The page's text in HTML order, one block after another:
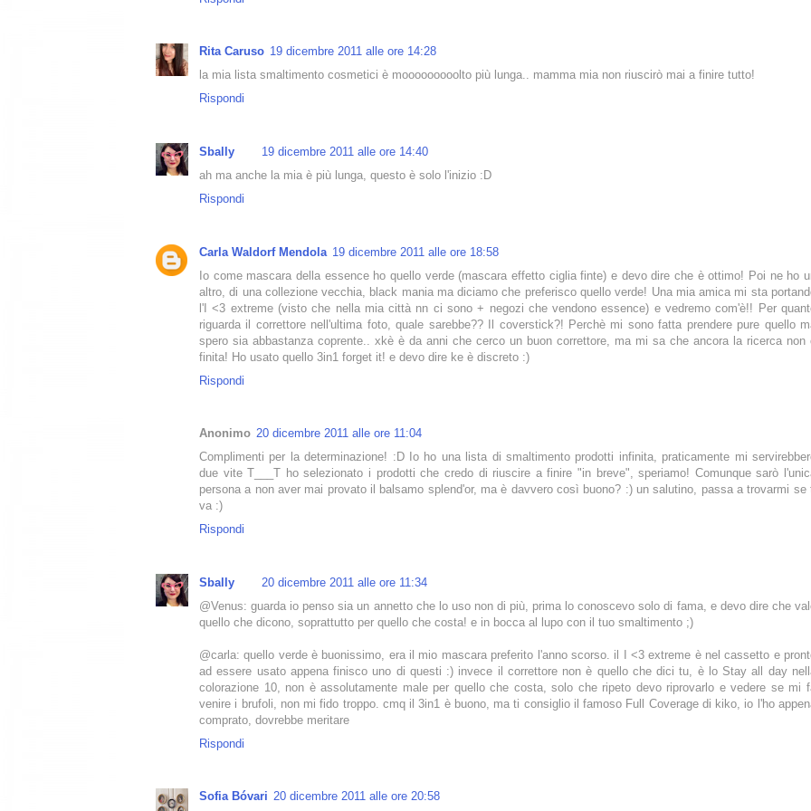
Rita Caruso 19 dicembre 2011 alle ore 14:28
la mia lista smaltimento cosmetici è mooooooooolto più lunga.. mamma mia non riuscirò mai a finire tutto!
Rispondi
Sbally
19 dicembre 2011 alle ore 14:40
ah ma anche la mia è più lunga, questo è solo l'inizio :D
Rispondi
Carla Waldorf Mendola 19 dicembre 2011 alle ore 18:58
Io come mascara della essence ho quello verde (mascara effetto ciglia finte) e devo dire che è ottimo! Poi ne ho
altro, di una collezione vecchia, black mania ma diciamo che preferisco quello verde! Una mia amica mi sta
l'I <3 extreme (visto che nella mia città nn ci sono + negozi che vendono essence) e vedremo com'è!! Per
riguarda il correttore nell'ultima foto, quale sarebbe?? Il coverstick?! Perchè mi sono fatta prendere pure quello
spero sia abbastanza coprente.. xkè è da anni che cerco un buon correttore, ma mi sa che ancora la ricerca non
finita! Ho usato quello 3in1 forget it! e devo dire ke è discreto :)
Rispondi
Anonimo 20 dicembre 2011 alle ore 11:04
Complimenti per la determinazione! :D Io ho una lista di smaltimento prodotti infinita, praticamente mi
due vite T___T ho selezionato i prodotti che credo di riuscire a finire "in breve", speriamo! Comunque sarò
persona a non aver mai provato il balsamo splend'or, ma è davvero così buono? :) un salutino, passa a trovarmi se
va :)
Rispondi
Sbally
20 dicembre 2011 alle ore 11:34
@Venus: guarda io penso sia un annetto che lo uso non di più, prima lo conoscevo solo di fama, e devo dire che
quello che dicono, soprattutto per quello che costa! e in bocca al lupo con il tuo smaltimento ;)
@carla: quello verde è buonissimo, era il mio mascara preferito l'anno scorso. il I <3 extreme è nel cassetto e
ad essere usato appena finisco uno di questi :) invece il correttore non è quello che dici tu, è lo Stay all day
colorazione 10, non è assolutamente male per quello che costa, solo che ripeto devo riprovarlo e vedere se mi
venire i brufoli, non mi fido troppo. cmq il 3in1 è buono, ma ti consiglio il famoso Full Coverage di kiko, io l'ho
comprato, dovrebbe meritare
Rispondi
Sofia Bóvari 20 dicembre 2011 alle ore 20:58